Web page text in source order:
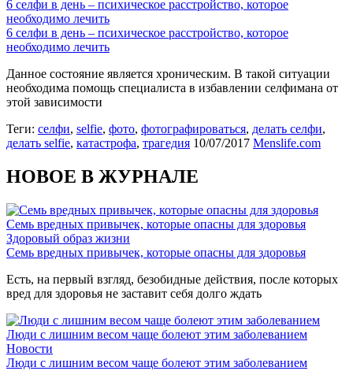
6 селфи в день – психическое расстройство, которое
необходимо лечить
6 селфи в день – психическое расстройство, которое
необходимо лечить
Данное состояние является хроническим. В такой ситуации
необходима помощь специалиста в избавлении селфимана от
этой зависимости
Теги: селфи, selfie, фото, фотографироваться, делать селфи,
делать selfie, катастрофа, трагедия 10/07/2017 Menslife.com
НОВОЕ В ЖУРНАЛЕ
Семь вредных привычек, которые опасны для здоровья
Здоровый образ жизни
Семь вредных привычек, которые опасны для здоровья
Есть, на первый взгляд, безобидные действия, после которых
вред для здоровья не заставит себя долго ждать
Люди с лишним весом чаще болеют этим заболеванием
Новости
Люди с лишним весом чаще болеют этим заболеванием